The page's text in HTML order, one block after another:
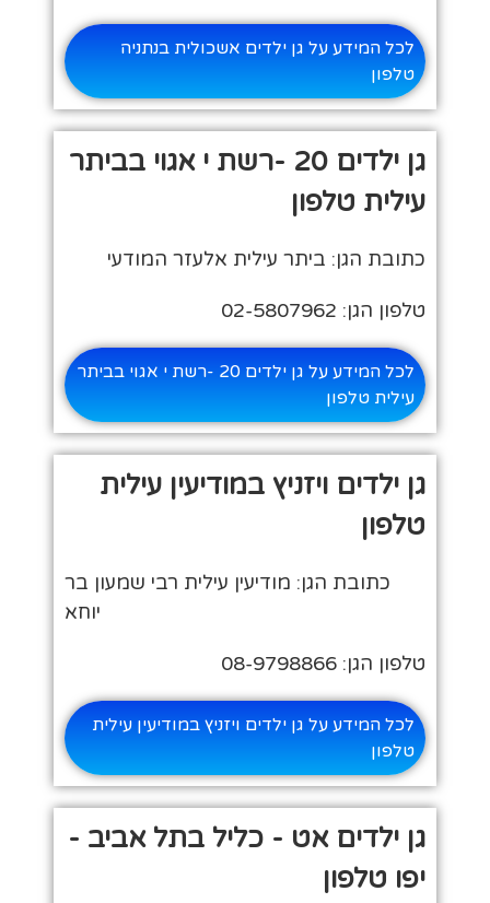
לכל המידע על גן ילדים אשכולית בנתניה
טלפון
גן ילדים 20 -רשת י אגוי בביתר
עילית טלפון
כתובת הגן: ביתר עילית אלעזר המודעי
טלפון הגן: 02-5807962
לכל המידע על גן ילדים 20 -רשת י אגוי בביתר
עילית טלפון
גן ילדים ויזניץ במודיעין עילית
טלפון
כתובת הגן: מודיעין עילית רבי שמעון בר
יוחא
טלפון הגן: 08-9798866
לכל המידע על גן ילדים ויזניץ במודיעין עילית
טלפון
גן ילדים אט - כליל בתל אביב -
יפו טלפון